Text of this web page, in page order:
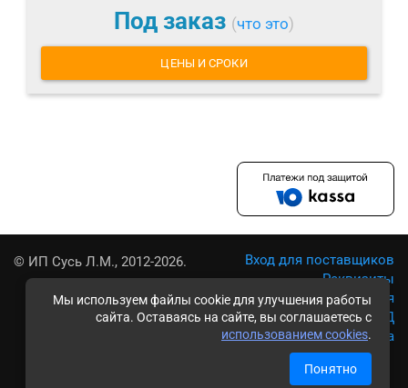
Мы используем файлы cookie для улучшения работы
сайта. Оставаясь на сайте, вы соглашаетесь с
использованием cookies.
Понятно
Под заказ (что это)
ЦЕНЫ И СРОКИ
© ИП Сусь Л.М., 2012-2026.
Вход для поставщиков
Реквизиты
Условия использования
Политика обработки ПД
Карта сайта